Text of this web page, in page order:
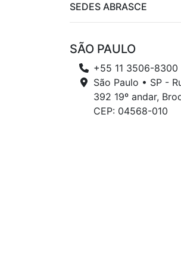
SEDES ABRASCE
SÃO PAULO
+55 11 3506-8300
São Paulo • SP -
392 19º andar,
CEP: 04568-010